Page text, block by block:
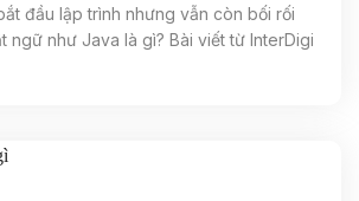
đầu lập trình nhưng vẫn còn bối rối
ngữ như Java là gì? Bài viết từ InterDigi